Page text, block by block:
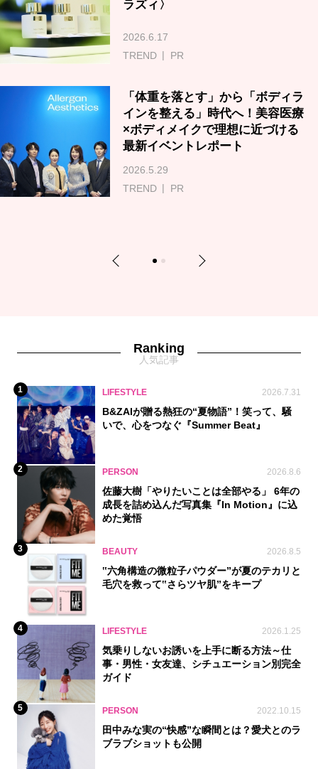
ラズィ〉
2026.6.17
TREND
PR
「体重を落とす」から「ボディラ
インを整える」時代へ！美容医療
×ボディメイクで理想に近づける
最新イベントレポート
2026.5.29
TREND
PR
Previous 1 2 Next
Ranking
人気記事
1 LIFESTYLE 2026.7.31
B&ZAIが贈る熱狂の“夏物語”！笑って、騒
いで、心をつなぐ『Summer Beat』
2 PERSON 2026.8.6
佐藤大樹「やりたいことは全部やる」 6年の
成長を詰め込んだ写真集『In Motion』に込
めた覚悟
3 BEAUTY 2026.8.5
‟六角構造の微粒子パウダー”が夏のテカリと
毛穴を救って‟さらツヤ肌”をキープ
4 LIFESTYLE 2026.1.25
気乗りしないお誘いを上手に断る方法～仕
事・男性・女友達、シチュエーション別完全
ガイド
5 PERSON 2022.10.15
田中みな実の“快感”な瞬間とは？愛犬とのラ
ブラブショットも公開